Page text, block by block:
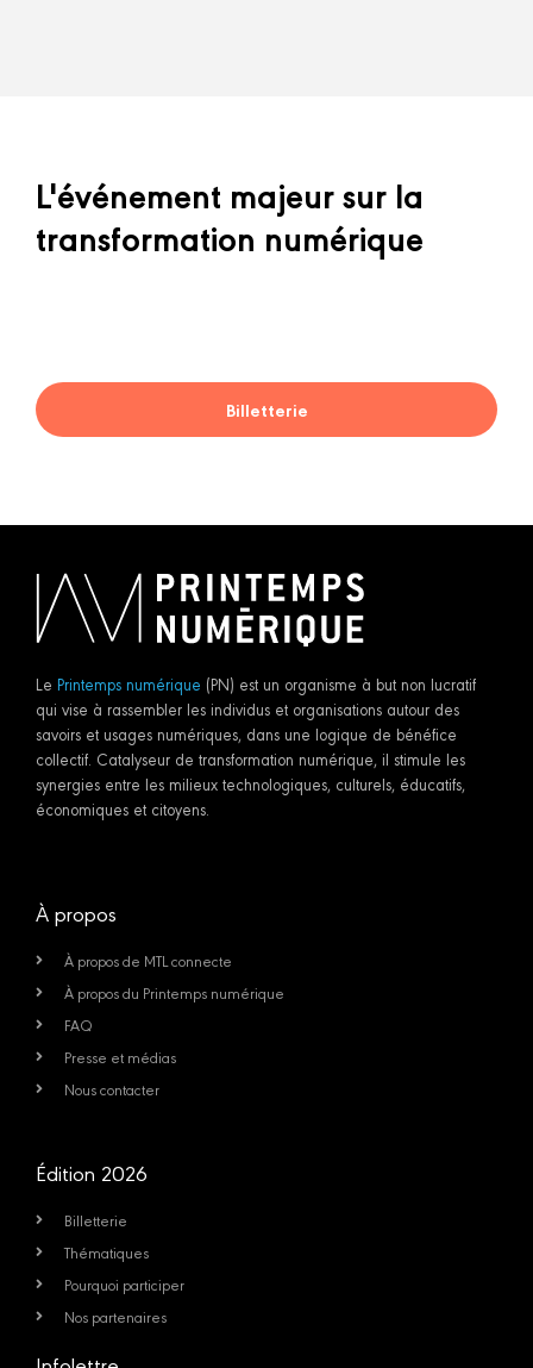
L'événement majeur sur la
transformation numérique
Billetterie
Le Printemps numérique (PN) est un organisme à but non lucratif
qui vise à rassembler les individus et organisations autour des
savoirs et usages numériques, dans une logique de bénéfice
collectif. Catalyseur de transformation numérique, il stimule les
synergies entre les milieux technologiques, culturels, éducatifs,
économiques et citoyens.
À propos
À propos de MTL connecte
À propos du Printemps numérique
FAQ
Presse et médias
Nous contacter
Édition 2026
Billetterie
Thématiques
Pourquoi participer
Nos partenaires